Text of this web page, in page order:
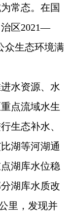
常态。在国
区2021—
众生态环境满
水资源、水
点流域水生
生态补水、
湖等河湖通
湖库水位稳
湖库水质改
里，发现并